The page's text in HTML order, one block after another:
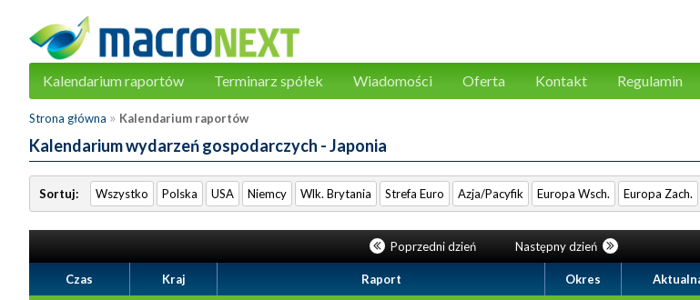
Kalendarium raportów Terminarz spółek Wiadomości Oferta Kontakt Regulamin
Strona główna » Kalendarium raportów
Kalendarium wydarzeń gospodarczych - Japonia
Sortuj: Wszystko Polska USA Niemcy Wlk. Brytania Strefa Euro Azja/Pacyfik Europa Wsch. Europa Zach.
Poprzedni dzień Następny dzień
Czas Kraj Raport Okres